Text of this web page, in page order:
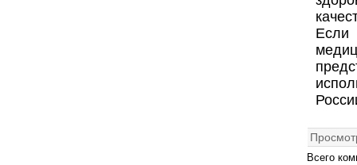
Если
Всего